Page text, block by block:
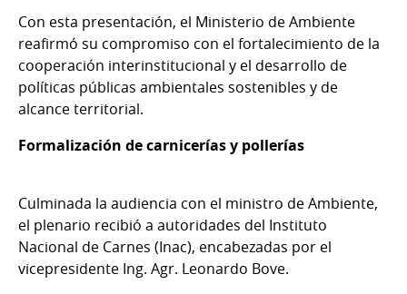
Con esta presentación, el Ministerio de Ambiente
reafirmó su compromiso con el fortalecimiento de la
cooperación interinstitucional y el desarrollo de
políticas públicas ambientales sostenibles y de
alcance territorial.
Formalización de carnicerías y pollerías
Culminada la audiencia con el ministro de Ambiente,
el plenario recibió a autoridades del Instituto
Nacional de Carnes (Inac), encabezadas por el
vicepresidente Ing. Agr. Leonardo Bove.